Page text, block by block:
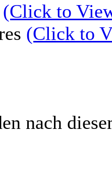
(Click to
(Click to
nach